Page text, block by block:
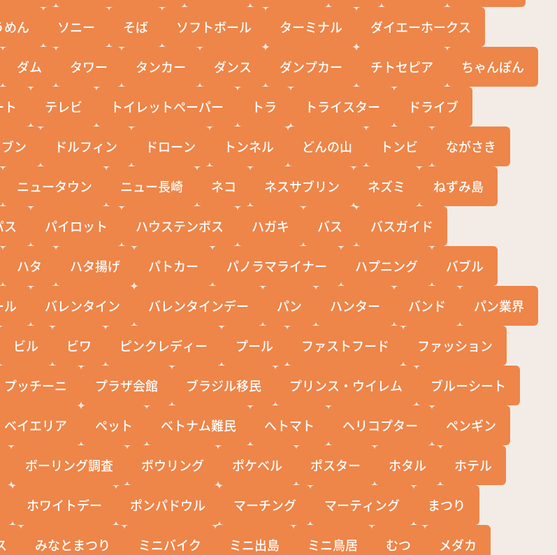
めん ソニー そば ソフトボール ターミナル ダイエーホークス
ダム タワー タンカー ダンス ダンプカー チトセピア ちゃんぽん
ト テレビ トイレットペーパー トラ トライスター ドライブ
ン ドルフィン ドローン トンネル どんの山 トンビ ながさき
ニュータウン ニュー長崎 ネコ ネスサブリン ネズミ ねずみ島
ス パイロット ハウステンボス ハガキ バス バスガイド
ハタ ハタ揚げ パトカー パノラマライナー ハプニング バブル
ル バレンタイン バレンタインデー パン ハンター バンド パン業界
ビル ビワ ピンクレディー プール ファストフード ファッション
プッチーニ プラザ会館 ブラジル移民 プリンス・ウイレム ブルーシート
ベイエリア ペット ベトナム難民 へトマト ヘリコプター ペンギン
ボーリング調査 ボウリング ポケベル ポスター ホタル ホテル
ホワイトデー ポンパドウル マーチング マーティング まつり
みなとまつり ミニバイク ミニ出島 ミニ鳥居 むつ メダカ